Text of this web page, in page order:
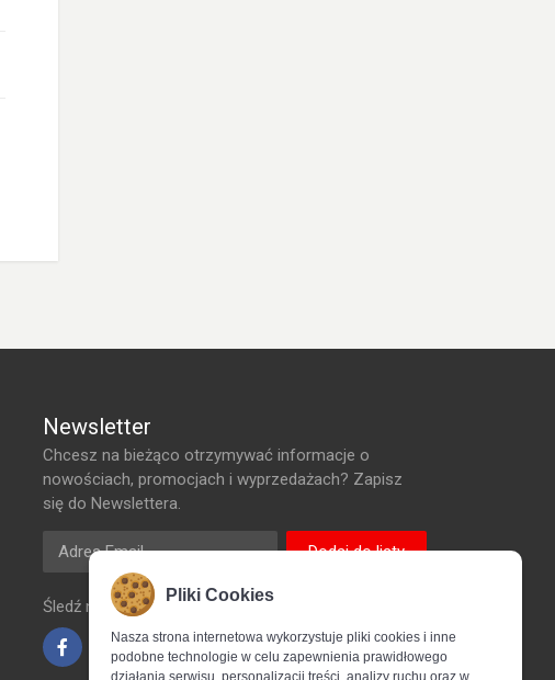
Newsletter
Chcesz na bieżąco otrzymywać informacje o
nowościach, promocjach i wyprzedażach? Zapisz
się do Newslettera.
Adres Email
Dodaj do listy
Śledź nas na bieżąco za pośrednictwem
Pliki Cookies
Nasza strona internetowa wykorzystuje pliki cookies i inne
podobne technologie w celu zapewnienia prawidłowego
działania serwisu, personalizacji treści, analizy ruchu oraz w